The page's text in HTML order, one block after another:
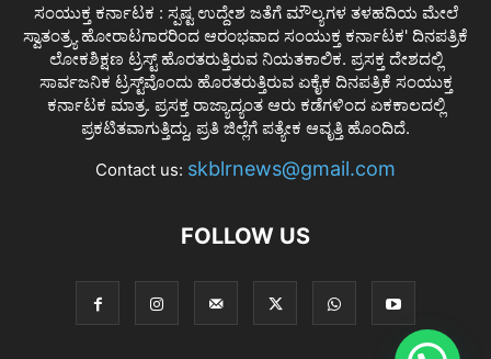
ಸಂಯುಕ್ತ ಕರ್ನಾಟಕ : ಸ್ಪಷ್ಟ ಉದ್ದೇಶ ಜತೆಗೆ ಮೌಲ್ಯಗಳ ತಳಹದಿಯ ಮೇಲೆ
ಸ್ವಾತಂತ್ರ್ಯ ಹೋರಾಟಗಾರರಿಂದ ಆರಂಭವಾದ ಸಂಯುಕ್ತ ಕರ್ನಾಟಕ' ದಿನಪತ್ರಿಕೆ
ಲೋಕಶಿಕ್ಷಣ ಟ್ರಸ್ಟ್ ಹೊರತರುತ್ತಿರುವ ನಿಯತಕಾಲಿಕ. ಪ್ರಸಕ್ತ ದೇಶದಲ್ಲಿ
ಸಾರ್ವಜನಿಕ ಟ್ರಸ್ಟ್‌ವೊಂದು ಹೊರತರುತ್ತಿರುವ ಏಕೈಕ ದಿನಪತ್ರಿಕೆ ಸಂಯುಕ್ತ
ಕರ್ನಾಟಕ ಮಾತ್ರ. ಪ್ರಸಕ್ತ ರಾಜ್ಯಾದ್ಯಂತ ಆರು ಕಡೆಗಳಿಂದ ಏಕಕಾಲದಲ್ಲಿ
ಪ್ರಕಟಿತವಾಗುತ್ತಿದ್ದು, ಪ್ರತಿ ಜಿಲ್ಲೆಗೆ ಪತ್ಯೇಕ ಆವೃತ್ತಿ ಹೊಂದಿದೆ.
Contact us: skblrnews@gmail.com
FOLLOW US